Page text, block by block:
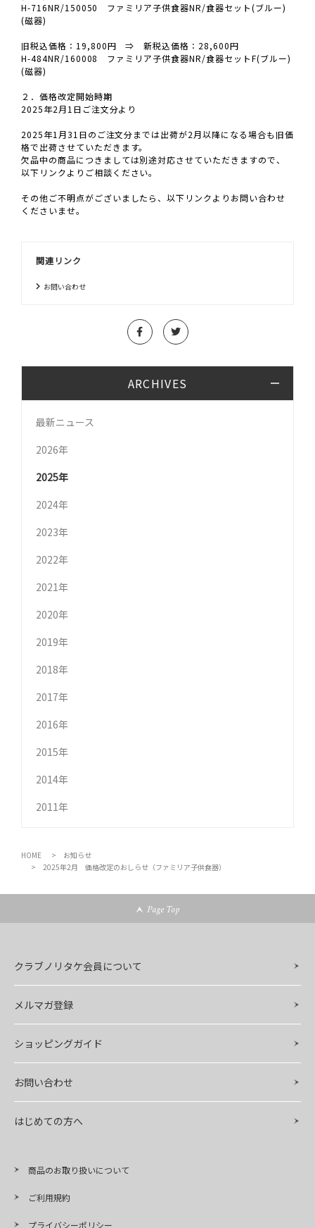
H-716NR/150050 ファミリア子供食器NR/食器セット(ブルー)
(磁器)
旧税込価格：19,800円 ⇒ 新税込価格：28,600円
H-484NR/160008 ファミリア子供食器NR/食器セットF(ブルー)
(磁器)
２．価格改定開始時期
2025年2月1日ご注文分より
2025年1月31日のご注文分までは出荷が2月以降になる場合も旧価
格で出荷させていただきます。
欠品中の商品につきましては別途対応させていただきますので、
以下リンクよりご相談ください。
その他ご不明点がございましたら、以下リンクよりお問い合わせ
くださいませ。
関連リンク
お問い合わせ
ARCHIVES
最新ニュース
2026年
2025年
2024年
2023年
2022年
2021年
2020年
2019年
2018年
2017年
2016年
2015年
2014年
2011年
HOME
お知らせ
2025年2月 価格改定のおしらせ（ファミリア子供食器）
Page Top
クラブノリタケ会員について
メルマガ登録
ショッピングガイド
お問い合わせ
はじめての方へ
商品のお取り扱いについて
ご利用規約
プライバシーポリシー